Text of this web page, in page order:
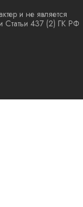
и не является
Статьи 437 (2) ГК РФ